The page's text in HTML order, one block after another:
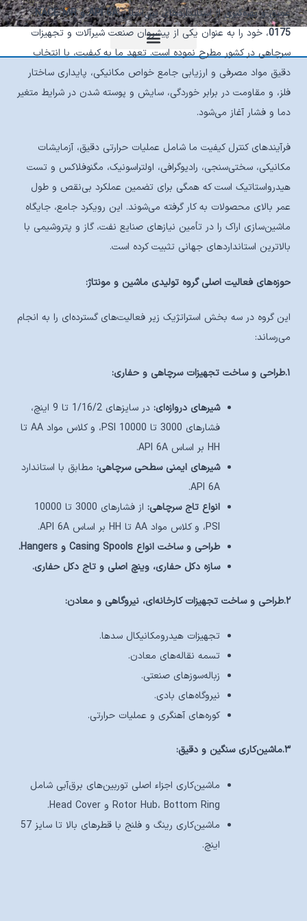
عمیق و بهره‌گیری از استانداردهای بین‌المللی
API 6A و NACE MR
0175، خود را به عنوان یکی از پیشروان صنعت شیرآلات و تجهیزات
سرچاهی در کشور مطرح نموده است. تعهد ما به کیفیت، با انتخاب
دقیق مواد مصرفی و ارزیابی جامع خواص مکانیکی، پایداری ساختار
فلز، و مقاومت در برابر خوردگی، سایش و پوسته شدن در شرایط متغیر
دما و فشار آغاز می‌شود.
فرآیندهای کنترل کیفیت ما شامل عملیات حرارتی دقیق، آزمایشات
مکانیکی، سختی‌سنجی، رادیوگرافی، اولتراسونیک، مگنوفلاکس و تست
هیدرواستاتیک است که همگی برای تضمین عملکرد بی‌نقص و طول
عمر بالای محصولات به کار گرفته می‌شوند. این رویکرد جامع، جایگاه
ماشین‌سازی اراک را در تأمین نیازهای صنایع نفت، گاز و پتروشیمی با
بالاترین استانداردهای جهانی تثبیت کرده است.
حوزه‌های فعالیت اصلی گروه تولیدی ماشین و مونتاژ:
این گروه در سه بخش استراتژیک زیر فعالیت‌های گسترده‌ای را به انجام
می‌رساند:
۱.طراحی و ساخت تجهیزات سرچاهی و حفاری:
شیرهای دروازه‌ای:
در سایزهای 1/16/2 تا 9 اینچ،
فشارهای 3000 تا 10000 PSI، و کلاس مواد AA تا
HH بر اساس API 6A.
شیرهای ایمنی سطحی سرچاهی: مطابق با استاندارد
API 6A.
انواع تاج سرچاهی:
از فشارهای 3000 تا 10000
PSI، و کلاس مواد AA تا HH بر اساس API 6A.
طراحی و ساخت انواع Casing Spools و Hangers.
سازه دکل حفاری، وینچ اصلی و تاج دکل حفاری.
۲.طراحی و ساخت تجهیزات کارخانه‌ای، نیروگاهی و معادن:
تجهیزات هیدرومکانیکال سدها.
تسمه نقاله‌های معادن.
زباله‌سوزهای صنعتی.
نیروگاه‌های بادی.
کوره‌های آهنگری و عملیات حرارتی.
۳.ماشین‌کاری سنگین و دقیق:
ماشین‌کاری اجزاء اصلی توربین‌های برق‌آبی شامل
Rotor Hub، Bottom Ring و Head Cover.
ماشین‌کاری رینگ و فلنج با قطرهای بالا تا سایز 57
اینچ.